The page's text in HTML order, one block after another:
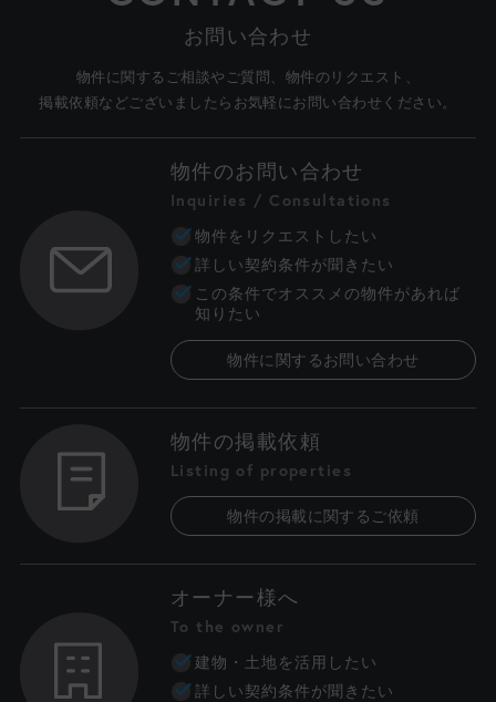
お問い合わせ
物件に関するご相談やご質問、物件のリクエスト、
掲載依頼などございましたらお気軽にお問い合わせください。
物件のお問い合わせ
Inquiries / Consultations
物件をリクエストしたい
詳しい契約条件が聞きたい
この条件でオススメの物件があれば
知りたい
物件に関するお問い合わせ
物件の掲載依頼
Listing of properties
物件の掲載に関するご依頼
オーナー様へ
To the owner
建物・土地を活用したい
詳しい契約条件が聞きたい